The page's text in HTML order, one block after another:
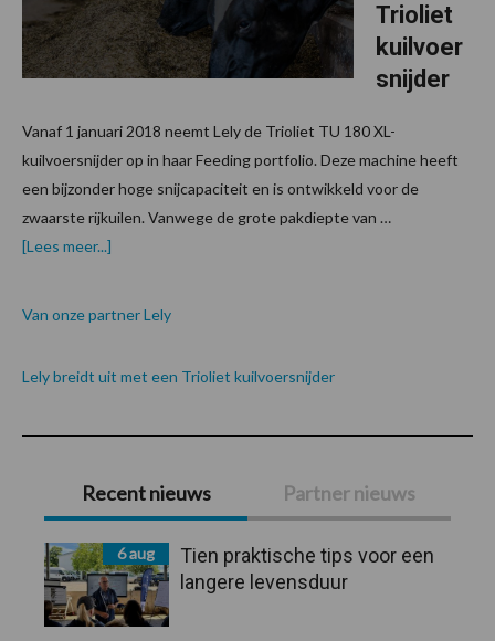
Trioliet
kuilvoer
snijder
Vanaf 1 januari 2018 neemt Lely de Trioliet TU 180 XL-
kuilvoersnijder op in haar Feeding portfolio. Deze machine heeft
een bijzonder hoge snijcapaciteit en is ontwikkeld voor de
zwaarste rijkuilen. Vanwege de grote pakdiepte van …
[Lees meer...]
Van onze partner Lely
Lely breidt uit met een Trioliet kuilvoersnijder
Primaire
Sidebar
Recent nieuws Partner nieuws
6 aug
Tien praktische tips voor een
langere levensduur